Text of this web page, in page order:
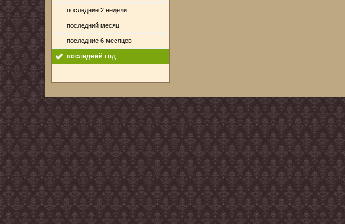
последние 2 недели
последний месяц
последние 6 месяцев
последний год